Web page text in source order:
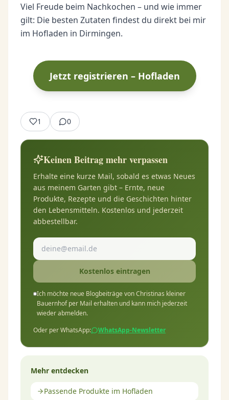
Viel Freude beim Nachkochen – und wie immer
gilt: Die besten Zutaten findest du direkt bei mir
im Hofladen in Dirmingen.
Jetzt registrieren – Hofladen
1 0
Keinen Beitrag mehr verpassen
Erhalte eine kurze Mail, sobald es etwas Neues
aus meinem Garten gibt – Ernte, neue
Produkte, Rezepte und die Geschichten hinter
den Lebensmitteln. Kostenlos und jederzeit
abbestellbar.
Kostenlos eintragen
Ich möchte neue Blogbeiträge von Christinas kleiner
Bauernhof per Mail erhalten und kann mich jederzeit
wieder abmelden.
Oder per WhatsApp:
WhatsApp-Newsletter
Mehr entdecken
Passende Produkte im Hofladen